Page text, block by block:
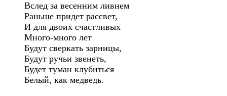
Вслед за весенним ливнем
Раньше придет рассвет,
И для двоих счастливых
Много-много лет
Будут сверкать зарницы,
Будут ручьи звенеть,
Будет туман клубиться
Белый, как медведь.